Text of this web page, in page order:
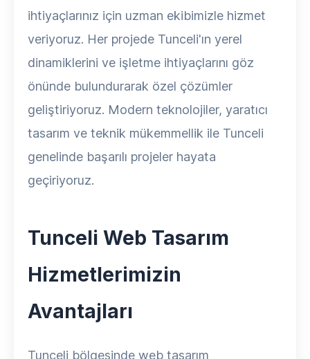
ihtiyaçlarınız için uzman ekibimizle hizmet
veriyoruz. Her projede Tunceli'ın yerel
dinamiklerini ve işletme ihtiyaçlarını göz
önünde bulundurarak özel çözümler
geliştiriyoruz. Modern teknolojiler, yaratıcı
tasarım ve teknik mükemmellik ile Tunceli
genelinde başarılı projeler hayata
geçiriyoruz.
Tunceli Web Tasarım
Hizmetlerimizin
Avantajları
Tunceli bölgesinde web tasarım